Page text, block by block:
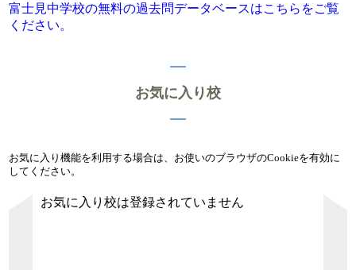
富士見中学校の無料の過去問データベースはこちらをご覧
ください。
お気に入り校
お気に入り機能を利用する場合は、お使いのブラウザのCookieを有効に
してください。
お気に入り校は登録されていません